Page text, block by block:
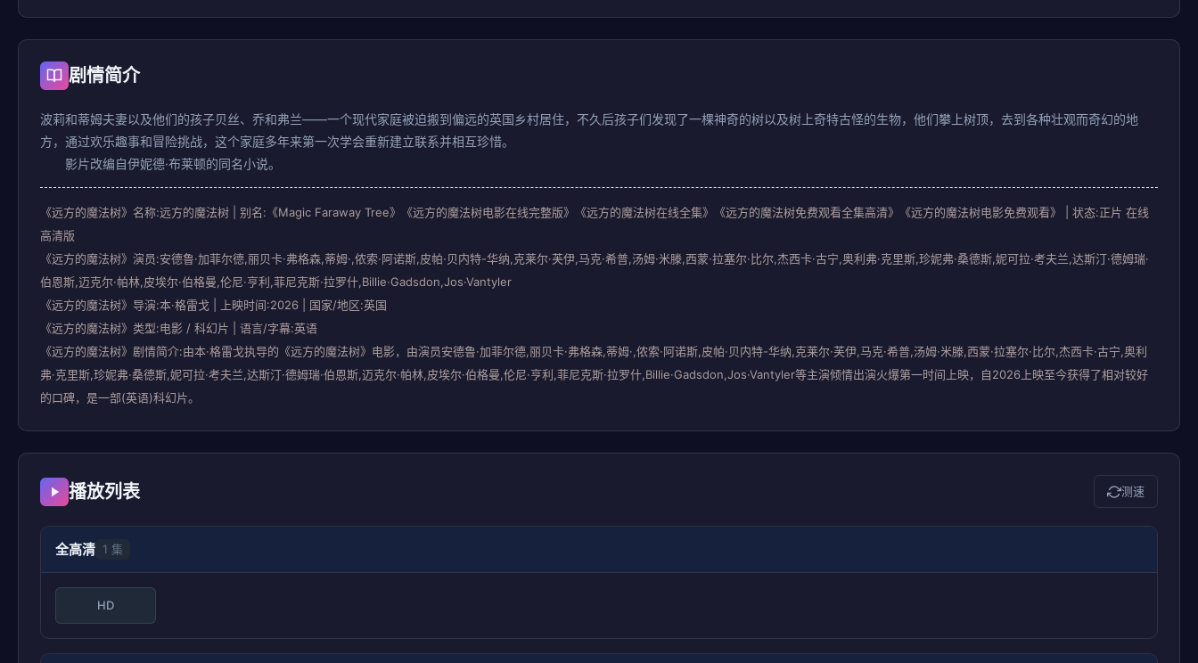
剧情简介
波莉和蒂姆夫妻以及他们的孩子贝丝、乔和弗兰——一个现代家庭被迫搬到偏远的英国乡村居住，不久后孩子们发现了一棵神奇的树以及树上奇特古怪的生物，他们攀上树顶，去到各种壮观而奇幻的地
方，通过欢乐趣事和冒险挑战，这个家庭多年来第一次学会重新建立联系并相互珍惜。
影片改编自伊妮德·布莱顿的同名小说。
《远方的魔法树》名称:远方的魔法树 | 别名:《Magic Faraway Tree》《远方的魔法树电影在线完整版》《远方的魔法树在线全集》《远方的魔法树免费观看全集高清》《远方的魔法树电影免费观看》 | 状态:正片 在线
高清版
《远方的魔法树》演员:安德鲁·加菲尔德,丽贝卡·弗格森,蒂姆·,侬索·阿诺斯,皮帕·贝内特-华纳,克莱尔·芙伊,马克·希普,汤姆·米滕,西蒙·拉塞尔·比尔,杰西卡·古宁,奥利弗·克里斯,珍妮弗·桑德斯,妮可拉·考夫兰,达斯汀·德姆瑞·
伯恩斯,迈克尔·帕林,皮埃尔·伯格曼,伦尼·亨利,菲尼克斯·拉罗什,Billie·Gadsdon,Jos·Vantyler
《远方的魔法树》导演:本·格雷戈 | 上映时间:2026 | 国家/地区:英国
《远方的魔法树》类型:电影 / 科幻片 | 语言/字幕:英语
《远方的魔法树》剧情简介:由本·格雷戈执导的《远方的魔法树》电影，由演员安德鲁·加菲尔德,丽贝卡·弗格森,蒂姆·,侬索·阿诺斯,皮帕·贝内特-华纳,克莱尔·芙伊,马克·希普,汤姆·米滕,西蒙·拉塞尔·比尔,杰西卡·古宁,奥利
弗·克里斯,珍妮弗·桑德斯,妮可拉·考夫兰,达斯汀·德姆瑞·伯恩斯,迈克尔·帕林,皮埃尔·伯格曼,伦尼·亨利,菲尼克斯·拉罗什,Billie·Gadsdon,Jos·Vantyler等主演倾情出演火爆第一时间上映，自2026上映至今获得了相对较好
的口碑，是一部(英语)科幻片。
播放列表 测速
全高清 1 集
HD